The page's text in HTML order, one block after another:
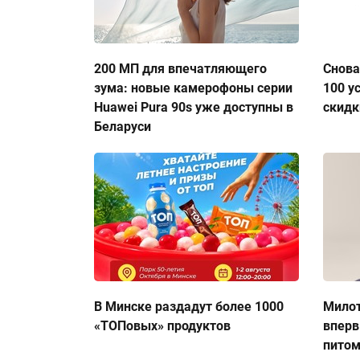
200 МП для впечатляющего
зума: новые камерофоны серии
Huawei Pura 90s уже доступны в
Беларуси
100
В Минске раздадут более 1000
«ТОПовых» продуктов